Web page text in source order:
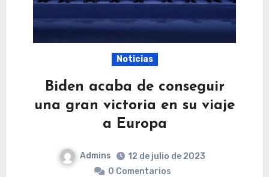
Noticias
Biden acaba de conseguir
una gran victoria en su viaje
a Europa
Admins
12 de julio de 2023
0 Comentarios